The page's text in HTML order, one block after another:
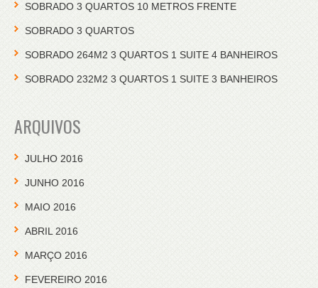
SOBRADO 3 QUARTOS 10 METROS FRENTE
SOBRADO 3 QUARTOS
SOBRADO 264M2 3 QUARTOS 1 SUITE 4 BANHEIROS
SOBRADO 232M2 3 QUARTOS 1 SUITE 3 BANHEIROS
ARQUIVOS
JULHO 2016
JUNHO 2016
MAIO 2016
ABRIL 2016
MARÇO 2016
FEVEREIRO 2016